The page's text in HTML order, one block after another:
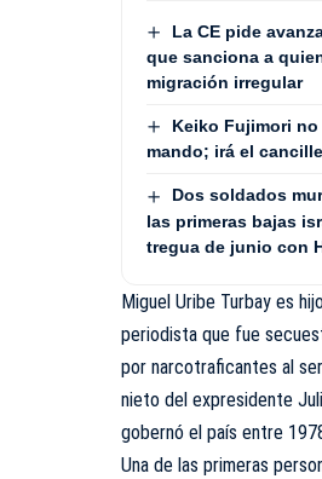
La CE pide
que sanciona a
migración irregular
Keiko Fujimori
mando; irá el
Dos soldados
las primeras bajas
tregua de junio con
Miguel Uribe Turbay es
periodista que fue
por narcotraficantes al
nieto del expresidente
gobernó el país entre
Una de las primeras